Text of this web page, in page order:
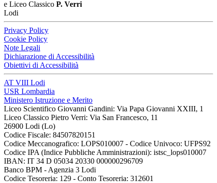
e Liceo Classico P. Verri
Lodi
Privacy Policy
Cookie Policy
Note Legali
Dichiarazione di Accessibilità
Obiettivi di Accessibilità
AT VIII Lodi
USR Lombardia
Ministero Istruzione e Merito
Liceo Scientifico Giovanni Gandini: Via Papa Giovanni XXIII, 1
Liceo Classico Pietro Verri: Via San Francesco, 11
26900 Lodi (Lo)
Codice Fiscale: 84507820151
Codice Meccanografico: LOPS010007 - Codice Univoco: UFPS92
Codice IPA (Indice Pubbliche Amministrazioni): istsc_lops010007
IBAN: IT 34 D 05034 20330 000000296709
Banco BPM - Agenzia 3 Lodi
Codice Tesoreria: 129 - Conto Tesoreria: 312601